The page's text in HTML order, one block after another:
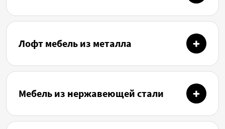
Лофт мебель из металла
Мебель из нержавеющей стали